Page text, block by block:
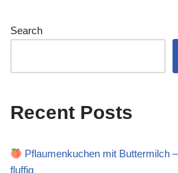
Search
Recent Posts
Pflaumenkuchen mit Buttermilch
fluffig